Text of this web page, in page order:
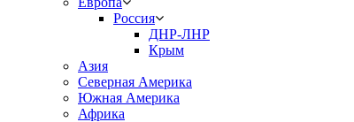
Россия
ДНР-ЛНР
Крым
Азия
Северная Америка
Южная Америка
Африка